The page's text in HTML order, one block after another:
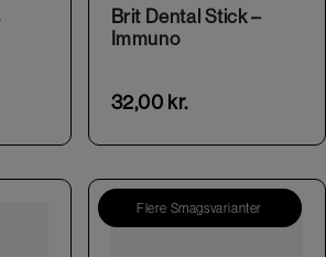
Brit Dental Stick –
Immuno
32,00 kr.
Flere Smagsvarianter